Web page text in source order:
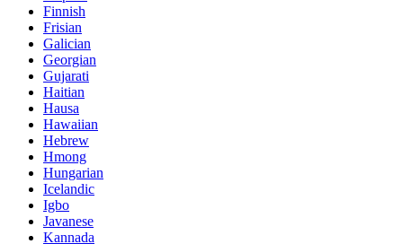
Finnish
Frisian
Galician
Georgian
Gujarati
Haitian
Hausa
Hawaiian
Hebrew
Hmong
Hungarian
Icelandic
Igbo
Javanese
Kannada